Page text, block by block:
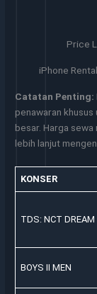
Price
iPhone
Catatan Penting:
penawaran
besar. Harga
lebih lanjut
KONSER
TDS: NCT DREAM
BOYS II MEN